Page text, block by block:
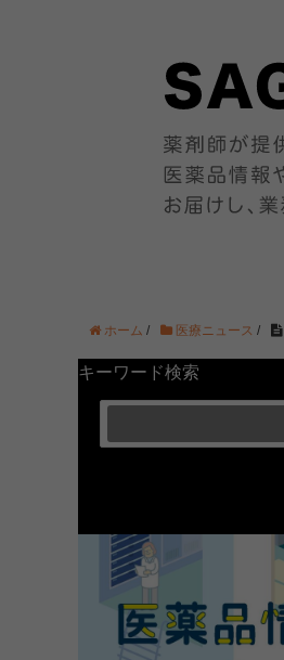
ホーム / 医療ニュース /
キーワード検索